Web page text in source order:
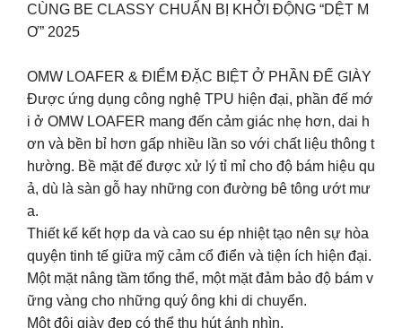
CÙNG BE CLASSY CHUẨN BỊ KHỞI ĐỘNG “DỆT M
Ơ” 2025
OMW LOAFER & ĐIỂM ĐẶC BIỆT Ở PHẦN ĐẾ GIÀY
Được ứng dụng công nghệ TPU hiện đại, phần đế mớ
i ở OMW LOAFER mang đến cảm giác nhẹ hơn, dai h
ơn và bền bỉ hơn gấp nhiều lần so với chất liệu thông t
hường. Bề mặt đế được xử lý tỉ mỉ cho độ bám hiệu qu
ả, dù là sàn gỗ hay những con đường bê tông ướt mư
a.
Thiết kế kết hợp da và cao su ép nhiệt tạo nên sự hòa
quyện tinh tế giữa mỹ cảm cổ điển và tiện ích hiện đại.
Một mặt nâng tầm tổng thể, một mặt đảm bảo độ bám v
ững vàng cho những quý ông khi di chuyển.
Một đôi giày đẹp có thể thu hút ánh nhìn.